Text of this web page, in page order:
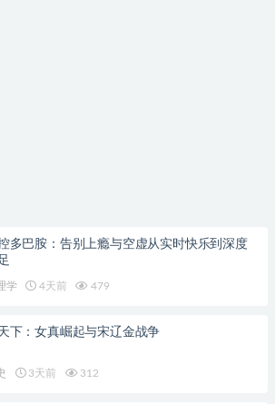
多巴胺：告别上瘾与空虚从实时快乐到深度
学 4天前 479
下：女真崛起与宋辽金战争
3天前 312